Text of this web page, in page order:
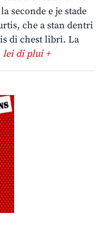
seconde e je stade
che a stan dentri
di chest libri. La
lei di plui +